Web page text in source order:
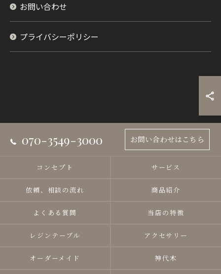
お問い合わせ
プライバシーポリシー
070-3549-3000 お問い合わせはこちら
コンセプト サービス
依頼、相談の流れ 商品紹介
よくある質問 当店の特徴
レジンテーブル アクセサリー
オーダーメイド 神代木